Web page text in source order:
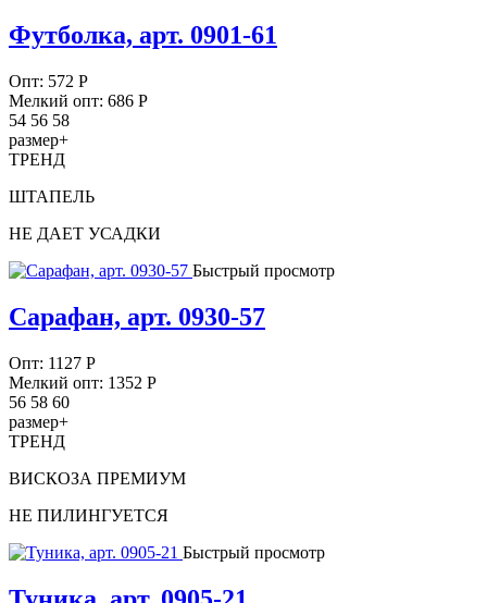
Футболка, арт. 0901-61
Опт: 572 Р
Мелкий опт: 686 Р
54 56 58
размер+
ТРЕНД
ШТАПЕЛЬ
НЕ ДАЕТ УСАДКИ
Быстрый просмотр
Сарафан, арт. 0930-57
Опт: 1127 Р
Мелкий опт: 1352 Р
56 58 60
размер+
ТРЕНД
ВИСКОЗА ПРЕМИУМ
НЕ ПИЛИНГУЕТСЯ
Быстрый просмотр